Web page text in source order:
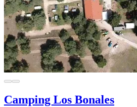
Camping Los Bonales